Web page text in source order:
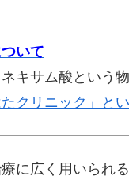
いて
キサム酸という
たクリニック」と
に広く用いられ